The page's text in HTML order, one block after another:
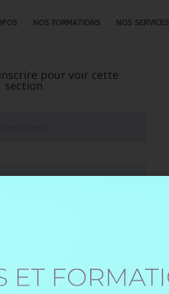
NOS FORMATIONS NOS SERVICES
pour voir cette
section